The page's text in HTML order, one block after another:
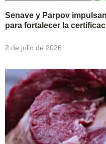
Senave y Parpov
para fortalecer la
2 de julio de 2026